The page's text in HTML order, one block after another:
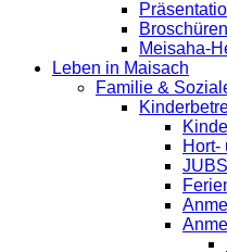
Meisaha-
Leben in Maisach
Familie &
Hort-